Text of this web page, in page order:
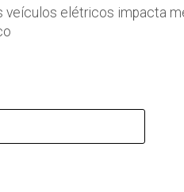
veículos elétricos impacta